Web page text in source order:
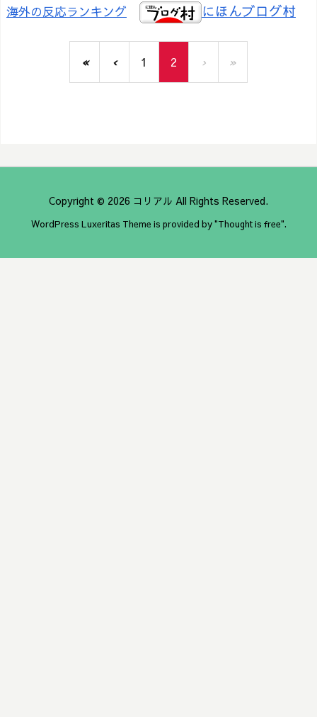
海外の反応ランキング にほんブログ村
« ‹ 1 2 › »
Copyright © 2026 コリアル All Rights Reserved.
WordPress Luxeritas Theme is provided by "Thought is free".